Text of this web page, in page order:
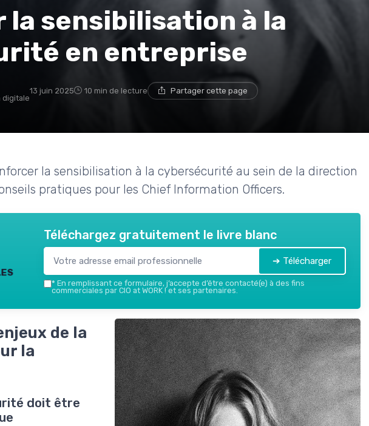
la sensibilisation à la
en entreprise
digitale
13 juin 2025 10 min de lecture Partager cette page
la sensibilisation à la cybersécurité au sein de la direction
pratiques pour les Chief Information Officers.
Téléchargez gratuitement le livre blanc
➔ Télécharger
* En remplissant ce formulaire, j’accepte d’être contacté(e) à des fins
commerciales par CIO at WORK ! et ses partenaires.
de la
la
doit être